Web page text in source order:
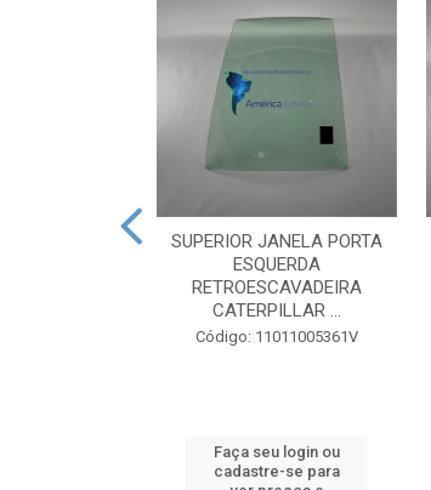
SUPERIOR JANELA PORTA
ESQUERDA
RETROESCAVADEIRA
CATERPILLAR ...
Código: 11011005361V
Faça seu login ou
cadastre-se para